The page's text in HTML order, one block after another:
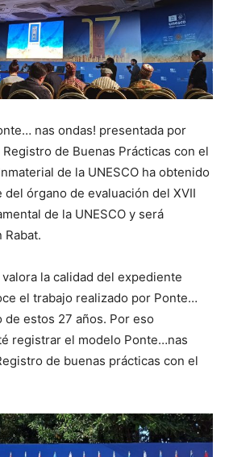
nas ondas! presentada por
de Buenas Prácticas con el
de la UNESCO ha obtenido
órgano de evaluación del XVII
de la UNESCO y será
Rabat.
la calidad del expediente
el trabajo realizado por Ponte…
de estos 27 años. Por eso
registrar el modelo Ponte…nas
de buenas prácticas con el